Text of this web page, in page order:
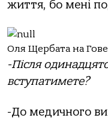
життя, бо мені
Оля Щербата на
-Після
вступатимете?
-До медичного